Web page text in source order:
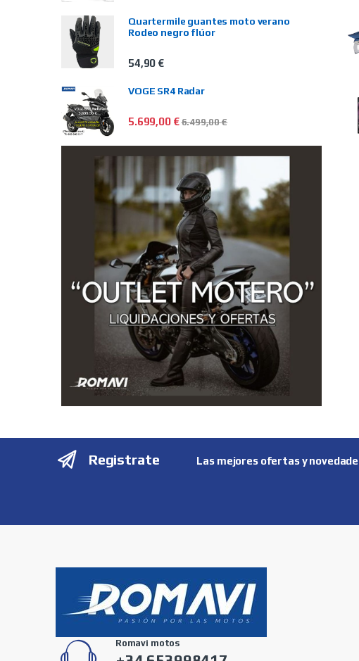
Quartermile guantes moto verano
Rodeo negro flúor
54,90 €
VOGE SR4 Radar
5.699,00 €6.499,00€
Registrate Las mejores ofertas y
Romavi motos